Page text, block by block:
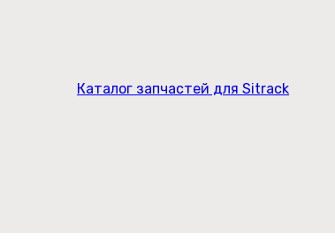
Каталог запчастей для Sitrack